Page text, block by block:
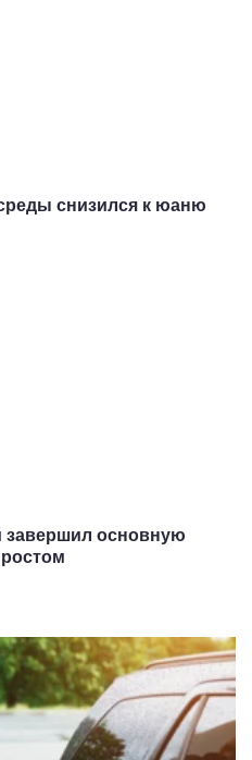
снизился к юаню
завершил основную